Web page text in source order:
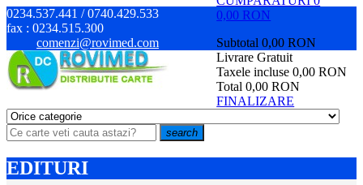
0234.537.441 / 0740.429.533
fax : 0234.515.300
comenzi@rovimed.com
0,00 RON
Subtotal 0,00 RON
Livrare Gratuit
Taxele incluse 0,00 RON
Total 0,00 RON
FINALIZARE
search
EDITURI